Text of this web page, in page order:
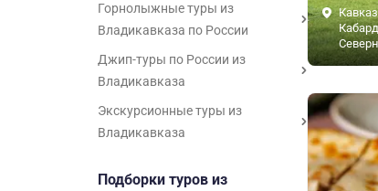
Горнолыжные туры из
Владикавказа по России
Джип-туры по России из
Владикавказа
Экскурсионные туры из
Владикавказа
Подборки туров из